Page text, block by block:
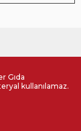
Gıda
kullanılamaz.